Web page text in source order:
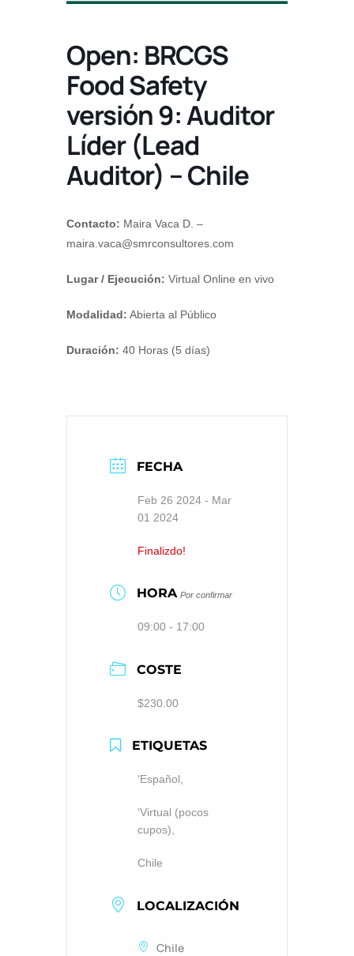
Open: BRCGS
Food Safety
versión 9: Auditor
Líder (Lead
Auditor) – Chile
Contacto: Maira Vaca D. –
maira.vaca@smrconsultores.com
Lugar / Ejecución: Virtual Online en vivo
Modalidad: Abierta al Público
Duración: 40 Horas (5 días)
FECHA
Feb 26 2024 - Mar
01 2024
Finalizdo!
HORA Por confirmar
09:00 - 17:00
COSTE
$230.00
ETIQUETAS
'Español,
‘Virtual (pocos
cupos),
Chile
LOCALIZACIÓN
Chile